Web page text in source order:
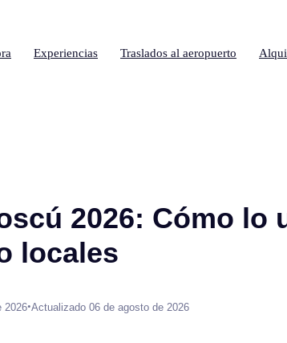
Experiencias Traslados al aeropuerto
2026: Cómo lo
locales
2026•Actualizado 06 de agosto de 2026